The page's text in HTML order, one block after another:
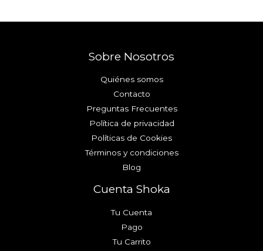
Sobre Nosotros
Quiénes somos
Contacto
Preguntas Frecuentes
Política de privacidad
Políticas de Cookies
Términos y condiciones
Blog
Cuenta Shoka
Tu Cuenta
Pago
Tu Carrito